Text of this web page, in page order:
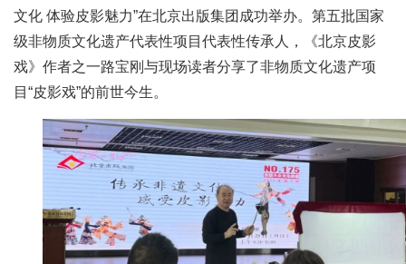
文化 体验皮影魅力”在北京出版集团成功举办。第五批国家
级非物质文化遗产代表性项目代表性传承人，《北京皮影
戏》作者之一路宝刚与现场读者分享了非物质文化遗产项
目“皮影戏”的前世今生。